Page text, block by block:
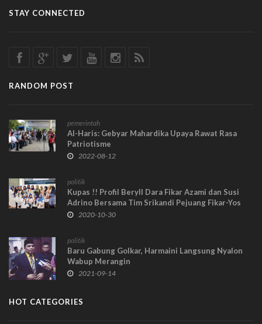
STAY CONNECTED
RANDOM POST
pemerintah
Al-Haris: Gebyar Mahardika Upaya Rawat Rasa
Patriotisme
2022-08-12
politik
Kupas !! Profil Beryll Dara Fikar Azami dan Susi
Adrino Bersama Tim Srikandi Pejuang Fikar-Yos
2020-10-30
politik
Baru Gabung Golkar, Harmaini Langsung Nyalon
Wabup Merangin
2021-09-14
HOT CATEGORIES